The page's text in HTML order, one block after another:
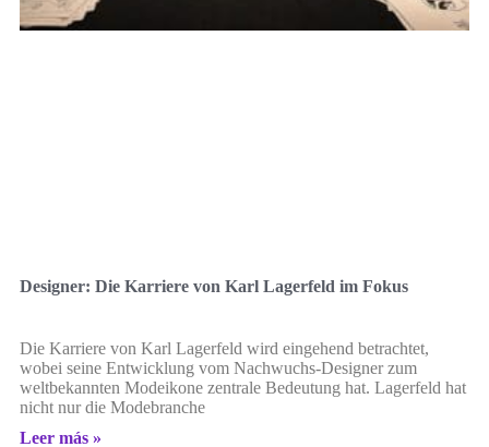
Designer: Die Karriere von Karl Lagerfeld im Fokus
Die Karriere von Karl Lagerfeld wird eingehend betrachtet,
wobei seine Entwicklung vom Nachwuchs-Designer zum
weltbekannten Modeikone zentrale Bedeutung hat. Lagerfeld hat
nicht nur die Modebranche
Leer más »